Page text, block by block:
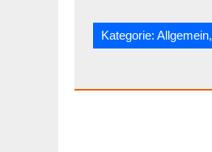
Kategorie:Allgemein,